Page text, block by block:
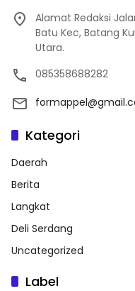
Alamat Redaksi
Batu Kec, Batang
Utara.
085358688282
Kategori
Daerah
Berita
Langkat
Deli Serdang
Uncategorized
Label